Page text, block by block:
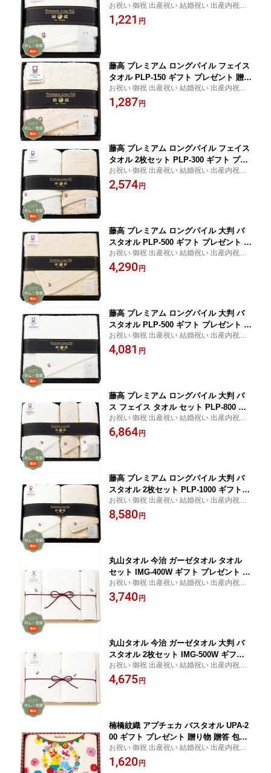
物 贈答 包装 熨斗 のし 無料 【Aギフ
ト】
お祝い 御祝 出産祝い 結婚祝い 出産内祝い
結婚内祝い 内祝い お返し 出産 結婚 香典返
し ギフト プレゼント 御中元 お中元 御歳暮
1,221 円
藤高 プレミアム ロングパイル フェイス
タオル PLP-150 ギフト プレゼント 贈り
物 贈答 包装 熨斗 のし 無料 【Aギフ
ト】
お祝い 御祝 出産祝い 結婚祝い 出産内祝い
結婚内祝い 内祝い お返し 出産 結婚 香典返
し ギフト プレゼント 御中元 お中元 御歳暮
1,287円
藤高 プレミアム ロングパイル フェイス
タオル 2枚セット PLP-300 ギフト プレ
ゼント 贈り物 贈答 包装 熨斗 のし 無料
【Aギフト】
お祝い 御祝 出産祝い 結婚祝い 出産内祝い
結婚内祝い 内祝い お返し 出産 結婚 香典返
し ギフト プレゼント 御中元 お中元 御歳暮
2,574円
藤高 プレミアム ロングパイル 大判 バ
スタオル PLP-500 ギフト プレゼント 贈
り物 贈答 包装 熨斗 のし 無料 【Aギフ
ト】
お祝い 御祝 出産祝い 結婚祝い 出産内祝い
結婚内祝い 内祝い お返し 出産 結婚 香典返
し ギフト プレゼント 御中元 お中元 御歳暮
4,290円
藤高 プレミアム ロングパイル 大判 バ
スタオル PLP-500 ギフト プレゼント 贈
り物 贈答 包装 熨斗 のし 無料 【Aギフ
ト】
お祝い 御祝 出産祝い 結婚祝い 出産内祝い
結婚内祝い 内祝い お返し 出産 結婚 香典返
し ギフト プレゼント 御中元 お中元 御歳暮
4,081 円
藤高 プレミアム ロングパイル 大判 バ
ス フェイス タオル セット PLP-800 ギ
フト プレゼント 贈り物 贈答 包装 熨斗
のし 無料 【Aギフト】
お祝い 御祝 出産祝い 結婚祝い 出産内祝い
結婚内祝い 内祝い お返し 出産 結婚 香典返
し ギフト プレゼント 御中元 お中元 御歳暮
6,864円
藤高 プレミアム ロングパイル 大判 バ
スタオル 2枚セット PLP-1000 ギフト
プレゼント 贈り物 贈答 包装 熨斗 のし
無料 【Aギフト】
お祝い 御祝 出産祝い 結婚祝い 出産内祝い
結婚内祝い 内祝い お返し 出産 結婚 香典返
し ギフト プレゼント 御中元 お中元 御歳暮
8,580円
丸山タオル 今治 ガーゼタオル タオル
セット IMG-400W ギフト プレゼント 贈
り物 贈答 包装 熨斗 のし 無料 【Aギフ
ト】
お祝い 御祝 出産祝い 結婚祝い 出産内祝い
結婚内祝い 内祝い お返し 出産 結婚 香典返
し ギフト プレゼント 御中元 お中元 御歳暮
3,740円
丸山タオル 今治 ガーゼタオル 大判 バ
スタオル 2枚セット IMG-500W ギフト
プレゼント 贈り物 贈答 包装 熨斗 のし
無料 【Aギフト】
お祝い 御祝 出産祝い 結婚祝い 出産内祝い
結婚内祝い 内祝い お返し 出産 結婚 香典返
し ギフト プレゼント 御中元 お中元 御歳暮
4,675円
楠橋紋織 アプチェカ バスタオル UPA-2
00 ギフト プレゼント 贈り物 贈答 包装
熨斗 のし 無料 【Aギフト】
お祝い 御祝 出産祝い 結婚祝い 出産内祝い
結婚内祝い 内祝い お返し 出産 結婚 香典返
し ギフト プレゼント 御中元 お中元 御歳暮
1,620円